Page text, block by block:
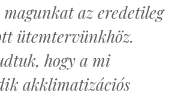
az eredetileg
ütemtervünkhöz.
hogy a mi
akklimatizációs